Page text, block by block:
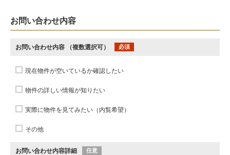
お問い合わせ内容
お問い合わせ内容 （複数選択可） 必須
現在物件が空いているか確認したい
物件の詳しい情報が知りたい
実際に物件を見てみたい（内覧希望）
その他
お問い合わせ内容詳細 任意